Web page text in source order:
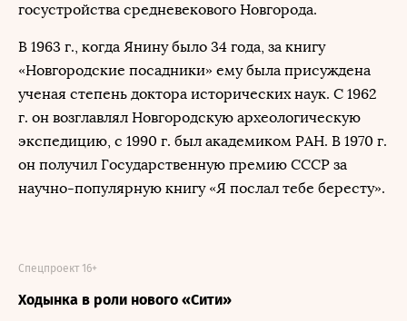
госустройства средневекового Новгорода.
В 1963 г., когда Янину было 34 года, за книгу
«Новгородские посадники» ему была присуждена
ученая степень доктора исторических наук. С 1962
г. он возглавлял Новгородскую археологическую
экспедицию, с 1990 г. был академиком РАН. В 1970 г.
он получил Государственную премию СССР за
научно-популярную книгу «Я послал тебе бересту».
Ходынка в роли нового «Сити»
Спецпроект 16+